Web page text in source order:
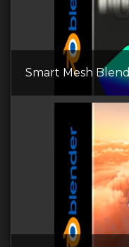
Smart Mesh